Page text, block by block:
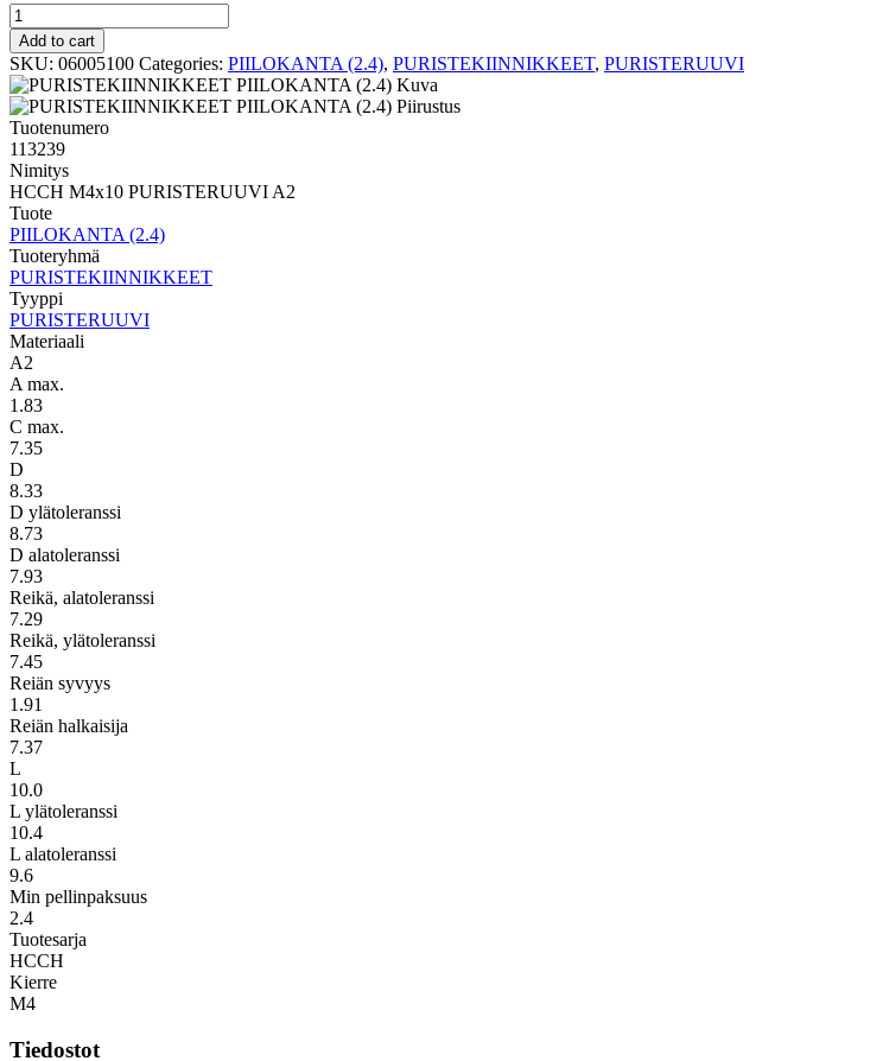
PURISTERUUVI
PIILOKANTA
(2.4)
HCCH
M4x10
PURISTERUUVI
A2
quantity
Add to cart
SKU: 06005100 Categories: PIILOKANTA (2.4), PURISTEKIINNIKKEET, PURISTERUUVI
Tuotenumero
113239
Nimitys
HCCH M4x10 PURISTERUUVI A2
Tuote
PIILOKANTA (2.4)
Tuoteryhmä
PURISTEKIINNIKKEET
Tyyppi
PURISTERUUVI
Materiaali
A2
A max.
1.83
C max.
7.35
D
8.33
D ylätoleranssi
8.73
D alatoleranssi
7.93
Reikä, alatoleranssi
7.29
Reikä, ylätoleranssi
7.45
Reiän syvyys
1.91
Reiän halkaisija
7.37
L
10.0
L ylätoleranssi
10.4
L alatoleranssi
9.6
Min pellinpaksuus
2.4
Tuotesarja
HCCH
Kierre
M4
Tiedostot